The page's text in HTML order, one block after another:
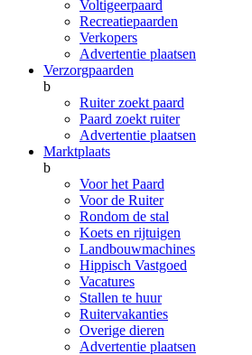
Voltigeerpaard
Recreatiepaarden
Verkopers
Advertentie plaatsen
Verzorgpaarden
b
Ruiter zoekt paard
Paard zoekt ruiter
Advertentie plaatsen
Marktplaats
b
Voor het Paard
Voor de Ruiter
Rondom de stal
Koets en rijtuigen
Landbouwmachines
Hippisch Vastgoed
Vacatures
Stallen te huur
Ruitervakanties
Overige dieren
Advertentie plaatsen